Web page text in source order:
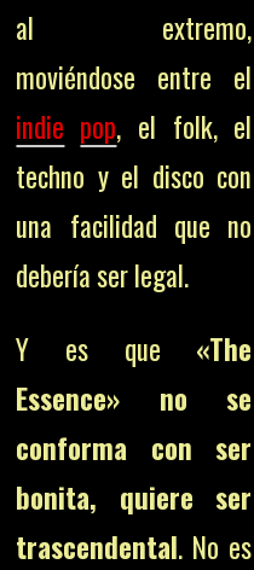
al extremo,
moviéndose entre el
indie pop, el folk, el
techno y el disco con
una facilidad que no
debería ser legal.
Y es que «The
Essence» no se
conforma con ser
bonita, quiere ser
trascendental. No es